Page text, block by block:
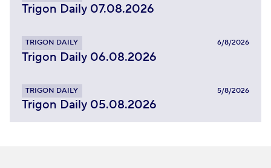
Trigon Daily 07.08.2026
TRIGON DAILY 6/8/2026
Trigon Daily 06.08.2026
TRIGON DAILY 5/8/2026
Trigon Daily 05.08.2026